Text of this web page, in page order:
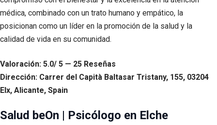
médica, combinado con un trato humano y empático, la
posicionan como un líder en la promoción de la salud y la
calidad de vida en su comunidad.
Valoración: 5.0/ 5 — 25 Reseñas
Dirección: Carrer del Capità Baltasar Tristany, 155, 03204
Elx, Alicante, Spain
Salud beOn | Psicólogo en Elche